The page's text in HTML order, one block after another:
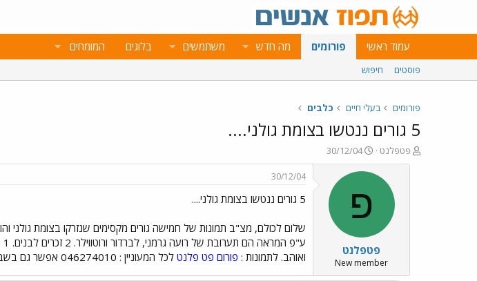
עמוד ראשי פורומים מה חדש משתמשים בלוגים המומחים
פוסטים חיפוש
פורומים בעלי חיים כלבים
5 גורים ננטשו בצומת גולני....
פ
ו
פטפלנט
פ
ו
ר
ם
ב
א
ר
י
ך
30/12/04
פ
פטפלנט
New member
30/12/04
5 גורים ננטשו בצומת גולני....
שלום לכולם, מצ"ב תמונות של חמישה גורים מקסימים שנזרקו בצומת גולני
ואוהב. לתמונות : פורום פט פלנט לכל המעוניין : 046274010 אפשר גם בשבת. בתודה מראש צוות פט פלנט